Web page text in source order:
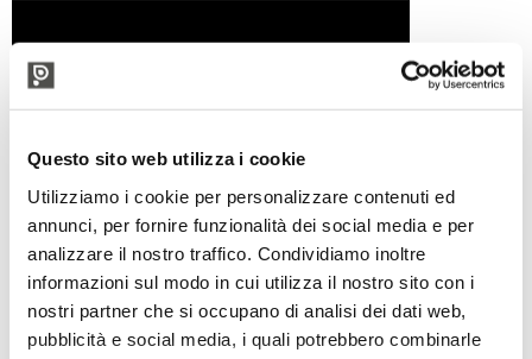
Questo sito web utilizza i cookie
Utilizziamo i cookie per personalizzare contenuti ed
annunci, per fornire funzionalità dei social media e per
analizzare il nostro traffico. Condividiamo inoltre
informazioni sul modo in cui utilizza il nostro sito con i
nostri partner che si occupano di analisi dei dati web,
pubblicità e social media, i quali potrebbero combinarle